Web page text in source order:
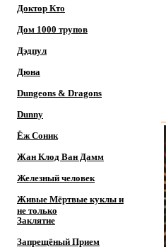
Доктор Кто
Дом 1000 трупов
Дэдпул
Дюна
Dungeons & Dragons
Dunny
Ёж Соник
Жан Клод Ван Дамм
Железный человек
Живые Мёртвые куклы и
не только
Заклятие
Запрещёный Прием